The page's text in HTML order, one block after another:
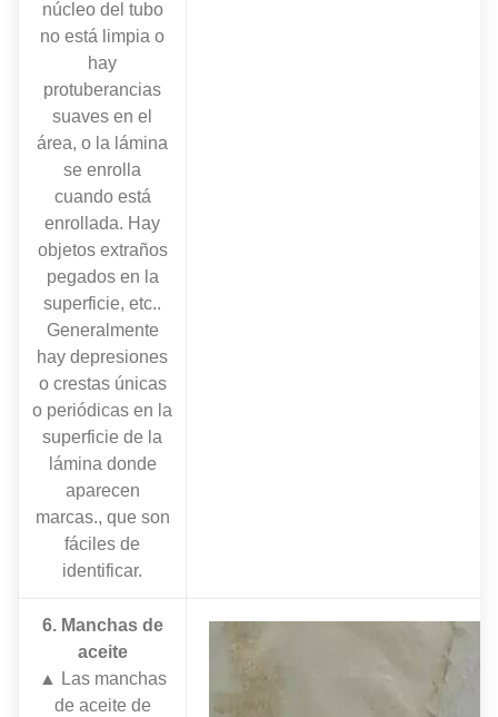
núcleo del tubo
no está limpia o
hay
protuberancias
suaves en el
área, o la lámina
se enrolla
cuando está
enrollada. Hay
objetos extraños
pegados en la
superficie, etc..
Generalmente
hay depresiones
o crestas únicas
o periódicas en la
superficie de la
lámina donde
aparecen
marcas., que son
fáciles de
identificar.
6. Manchas de
aceite
▲ Las manchas
de aceite de